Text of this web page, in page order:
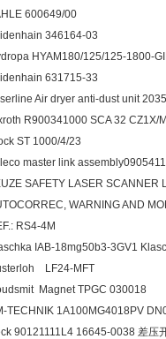
600649/00
346164-03
HYAM180/125/125-1800-
631715-33
Air dryer anti-dust
R900341000 SCA 32 CZ1X/
ST 1000/4/23
master link
SAFETY LASER SCANNER
WARNING AND
RS4-4M
IAB-18mg50b3-3GV1
LF24-MFT
Magnet TPGC 030018
TECHNIK 1A100MG4018PV
90121111L4 16645-0038 差压